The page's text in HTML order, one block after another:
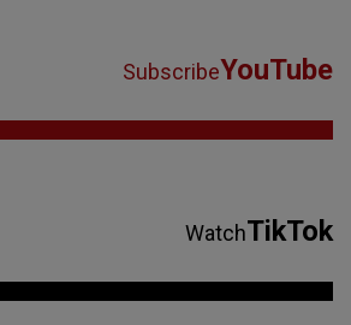
SubscribeYouTube
WatchTikTok